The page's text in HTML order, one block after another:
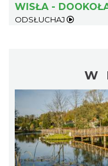
WISŁA -
ODSŁUCHAJ
W